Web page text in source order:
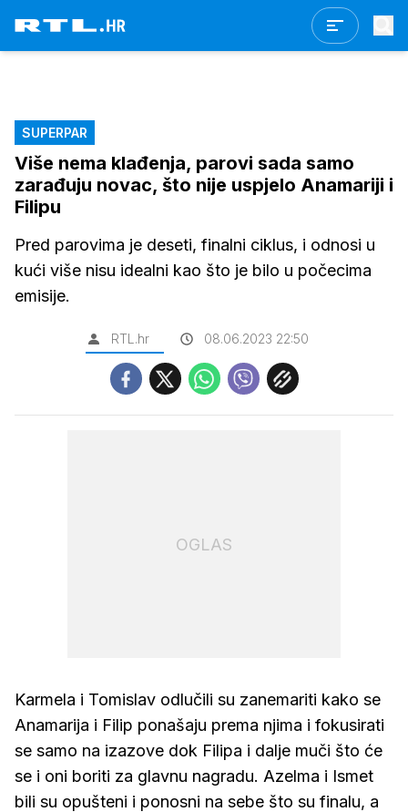
SUPERPAR
Više nema klađenja, parovi sada samo
zarađuju novac, što nije uspjelo Anamariji i
Filipu
Pred parovima je deseti, finalni ciklus, i odnosi u
kući više nisu idealni kao što je bilo u počecima
emisije.
RTL.hr 08.06.2023 22:50
OGLAS
Karmela i Tomislav odlučili su zanemariti kako se
Anamarija i Filip ponašaju prema njima i fokusirati
se samo na izazove dok Filipa i dalje muči što će
se i oni boriti za glavnu nagradu. Azelma i Ismet
bili su opušteni i ponosni na sebe što su finalu, a